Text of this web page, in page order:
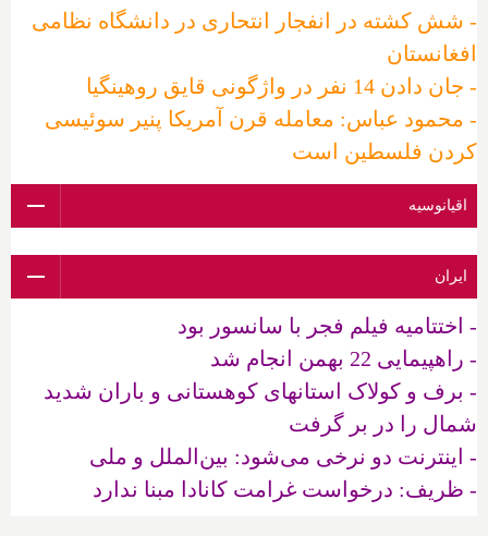
- شش کشته در انفجار انتحاری در دانشگاه نظامی
افغانستان
- جان دادن 14 نفر در واژگونی قایق روهینگیا
- محمود عباس: معامله قرن آمریکا پنیر سوئیسی
کردن فلسطین است
اقیانوسیه
ایران
- اختتامیه فیلم فجر با سانسور بود
- راهپیمایی 22 بهمن انجام شد
- برف و کولاک استانهای کوهستانی و باران شدید
شمال را در بر گرفت
- اینترنت دو نرخی می‌شود: بین‌الملل و ملی
- ظریف: درخواست غرامت کانادا مبنا ندارد